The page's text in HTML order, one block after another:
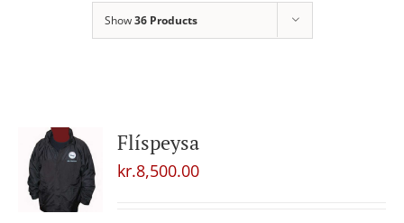
Show36 Products
Flíspeysa
kr.8,500.00